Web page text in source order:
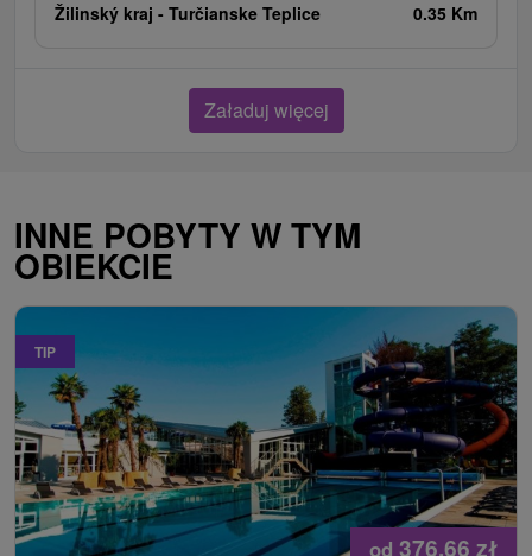
Žilinský kraj - Turčianske Teplice 0.35 Km
Załaduj więcej
INNE POBYTY W TYM
OBIEKCIE
TIP
od 376,66 zł